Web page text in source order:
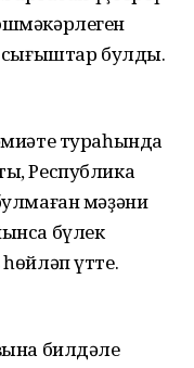
сығыштар булды.
тураһында
Республика
мәҙәни
бүлек
үтте.
билдәле